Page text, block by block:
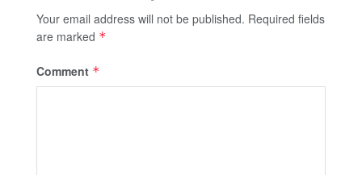
Your email address will not be published. Required fields
are marked *
Comment *